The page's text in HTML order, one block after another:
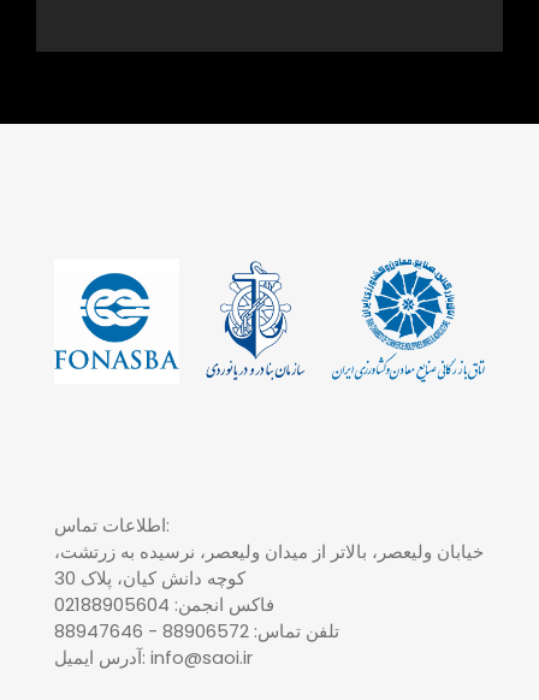
اطلاعات تماس:
خیابان ولیعصر، بالاتر از میدان ولیعصر، نرسیده به زرتشت،
کوچه دانش کیان، پلاک 30
فاکس انجمن: 02188905604
تلفن تماس: 88906572 - 88947646
آدرس ایمیل: info@saoi.ir